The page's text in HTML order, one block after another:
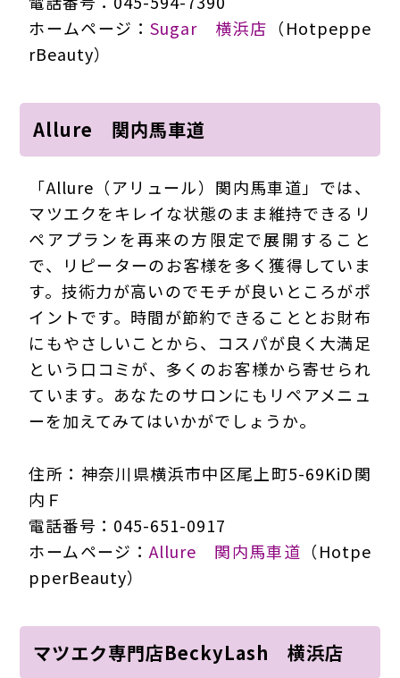
ホームページ：Sugar 横浜店 （Hotpeppe
rBeauty）
Allure 関内馬車道
「Allure（アリュール）関内馬車道」では、
マツエクをキレイな状態のまま維持できるリ
ペアプランを再来の方限定で展開すること
で、リピーターのお客様を多く獲得していま
す。技術力が高いのでモチが良いところがポ
イントです。時間が節約できることとお財布
にもやさしいことから、コスパが良く大満足
という口コミが、多くのお客様から寄せられ
ています。あなたのサロンにもリペアメニュ
ーを加えてみてはいかがでしょうか。
住所：神奈川県横浜市中区尾上町5-69KiD関
内Ｆ
電話番号：045-651-0917
ホームページ：Allure 関内馬車道 （Hotpe
pperBeauty）
マツエク専門店BeckyLash 横浜店